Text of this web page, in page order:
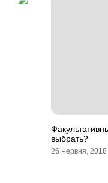
выбрать?
26 Червня, 2018